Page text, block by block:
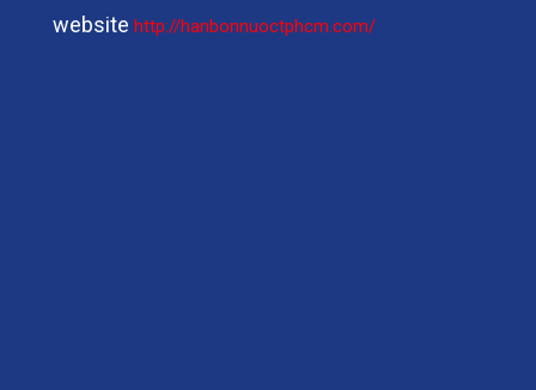
website http://hanbonnuoctphcm.com/